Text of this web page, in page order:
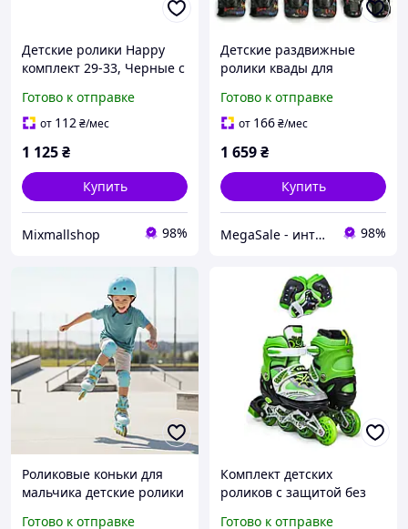
Детские ролики Happy
комплект 29-33, Черные с
шлемом и защитой,
ABEC-7, PU колеса
Готово к отправке
от 112₴/мес
1 125₴
Купить
Mixmallshop 98%
Детские раздвижные
ролики квады для
шлемом и защитой SP-
Sport 1495 размер 28-33
Готово к отправке
от 166₴/мес
1 659₴
Купить
MegaSale - интернет-супермаркет 98%
Роликовые коньки для
мальчика детские ролики
Готово к отправке
Комплект детских
роликов с защитой без
Готово к отправке